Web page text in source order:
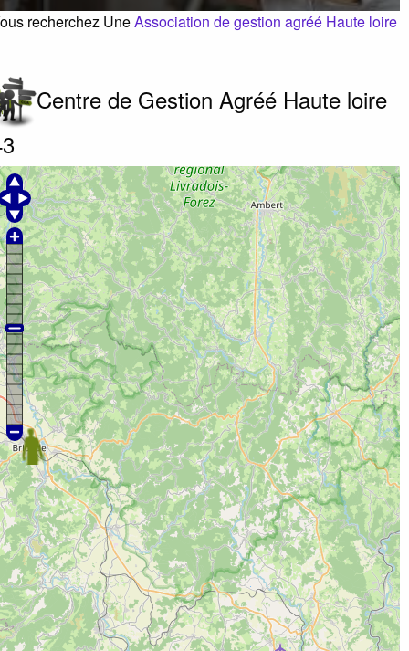
recherchez UneAssociation de gestion agréé Haute loire
Centre de Gestion Agréé Haute loire